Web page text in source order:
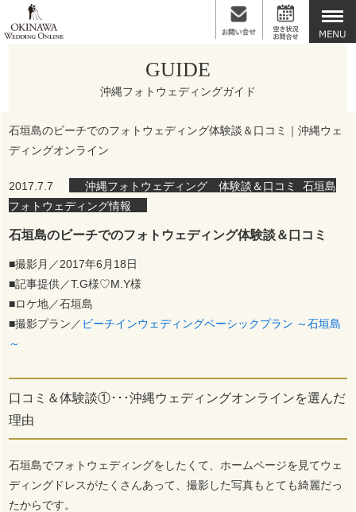
GUIDE
沖縄フォトウェディングガイド
石垣島のビーチでのフォトウェディング体験談＆口コミ｜沖縄ウェ
ディングオンライン
2017.7.7 沖縄フォトウェディング 体験談＆口コミ ,石垣島
フォトウェディング情報
石垣島のビーチでのフォトウェディング体験談＆口コミ
■撮影月／2017年6月18日
■記事提供／T.G様♡M.Y様
■ロケ地／石垣島
■撮影プラン／ ビーチインウェディングベーシックプラン ～石垣島
～
口コミ＆体験談①･･･沖縄ウェディングオンラインを選んだ
理由
石垣島でフォトウェディングをしたくて、ホームページを見てウェ
ディングドレスがたくさんあって、撮影した写真もとても綺麗だっ
たからです。